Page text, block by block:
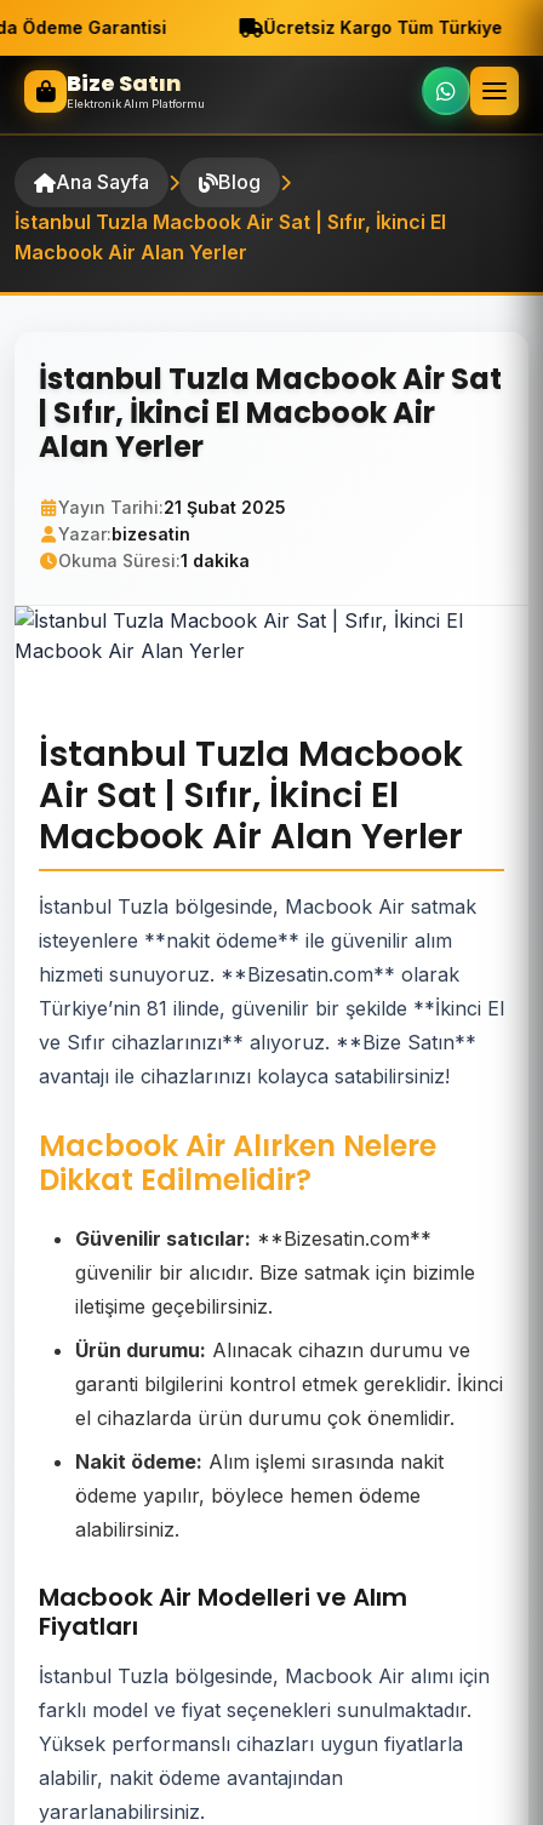
Ödeme Garantisi Ücretsiz Kargo Tüm Türkiye
Bize Satın
Elektronik Alım Platformu
Ana Sayfa
Blog
İstanbul Tuzla Macbook Air Sat | Sıfır, İkinci El
Macbook Air Alan Yerler
İstanbul Tuzla Macbook Air Sat
| Sıfır, İkinci El Macbook Air
Alan Yerler
Yayın Tarihi:21 Şubat 2025
Yazar:bizesatin
Okuma Süresi:1 dakika
İstanbul Tuzla Macbook
Air Sat | Sıfır, İkinci El
Macbook Air Alan Yerler
İstanbul Tuzla bölgesinde, Macbook Air satmak
isteyenlere **nakit ödeme** ile güvenilir alım
hizmeti sunuyoruz. **Bizesatin.com** olarak
Türkiye’nin 81 ilinde, güvenilir bir şekilde **İkinci El
ve Sıfır cihazlarınızı** alıyoruz. **Bize Satın**
avantajı ile cihazlarınızı kolayca satabilirsiniz!
Macbook Air Alırken Nelere
Dikkat Edilmelidir?
Güvenilir satıcılar: **Bizesatin.com**
güvenilir bir alıcıdır. Bize satmak için bizimle
iletişime geçebilirsiniz.
Ürün durumu: Alınacak cihazın durumu ve
garanti bilgilerini kontrol etmek gereklidir. İkinci
el cihazlarda ürün durumu çok önemlidir.
Nakit ödeme: Alım işlemi sırasında nakit
ödeme yapılır, böylece hemen ödeme
alabilirsiniz.
Macbook Air Modelleri ve Alım
Fiyatları
İstanbul Tuzla bölgesinde, Macbook Air alımı için
farklı model ve fiyat seçenekleri sunulmaktadır.
Yüksek performanslı cihazları uygun fiyatlarla
alabilir, nakit ödeme avantajından
yararlanabilirsiniz.